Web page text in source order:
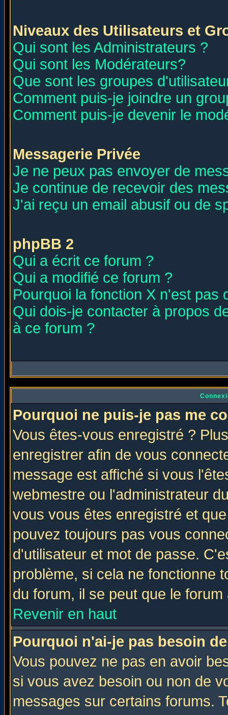
Niveaux des Utilisateurs et
Qui sont les Administrateurs ?
Qui sont les Modérateurs?
Que sont les groupes
Comment puis-je joindre un
Comment puis-je devenir le
Messagerie Privée
Je ne peux pas envoyer de
Je continue de recevoir des
J'ai reçu un email abusif ou de
phpBB 2
Qui a écrit ce forum ?
Qui a modifié ce forum ?
Pourquoi la fonction X n'est pas
Qui dois-je contacter à propos
à ce forum ?
Pourquoi ne puis-je pas me
Vous êtes-vous enregistré ?
enregistrer afin de vous
message est affiché si vous
webmestre ou l'administrateur
vous vous êtes enregistré et
pouvez toujours pas vous
d'utilisateur et mot de passe.
problème, si cela ne fonctionne
du forum, il se peut que le
Revenir en haut
Pourquoi n'ai-je pas besoin
Vous pouvez ne pas en avoir
si vous avez besoin ou non de
messages sur certains forums.